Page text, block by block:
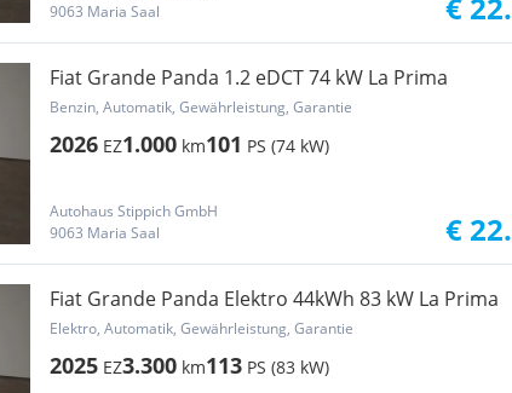
9063 Maria Saal
Fiat Grande Panda 1.2 eDCT 74 kW La Prima
Benzin, Automatik, Gewährleistung, Garantie
2026 EZ1.000 km101 PS (74 kW)
Autohaus Stippich GmbH
9063 Maria Saal
€
Fiat Grande Panda Elektro 44kWh 83 kW La Prima
Elektro, Automatik, Gewährleistung, Garantie
2025 EZ3.300 km113 PS (83 kW)